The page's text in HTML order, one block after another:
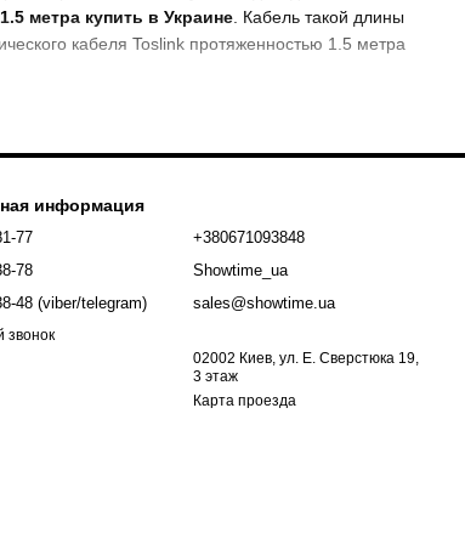
метра купить в Украине . Кабель такой длины
кабеля Toslink протяженностью 1.5 метра
или пластика специального назначения.
если сравнивать с проводами из пластика.
приборами и погодными условиями;
характеристики даже на больших
куполообразные коннекторы отличаются более
информация
77
78
48 (viber/telegram)
звонок
+380671093848
Showtime_ua
sales@showtime.ua
02002 Киев, ул. Е. Сверстюка 19,
3 этаж
Карта проезда